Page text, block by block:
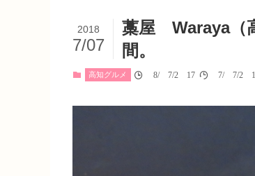
藁屋 Waraya（
間。
2018
7/07
高知グルメ 08/07/2017 07/07/